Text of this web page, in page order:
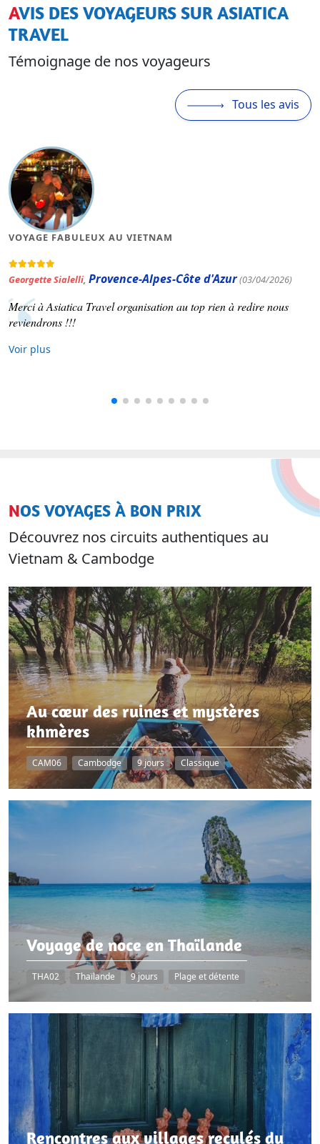
AVIS DES VOYAGEURS SUR ASIATICA
TRAVEL
Témoignage de nos voyageurs
Tous les avis
MAGNIFIQUE VOYAGE AU VIETNAM
Patrick Varinard,Occitanie(19/03/2026)
Asiatica travel nous a concocté un voyage selon nos souhaits.
NOS VOYAGES À BON PRIX
Découvrez nos circuits authentiques au
Vietnam & Cambodge
Au cœur des ruines et mystères
khmères
CAM06 Cambodge 9 jours Classique
Voyage de noce en Thaïlande
THA02 Thaïlande 9 jours Plage et détente
Rencontres aux villages reculés du